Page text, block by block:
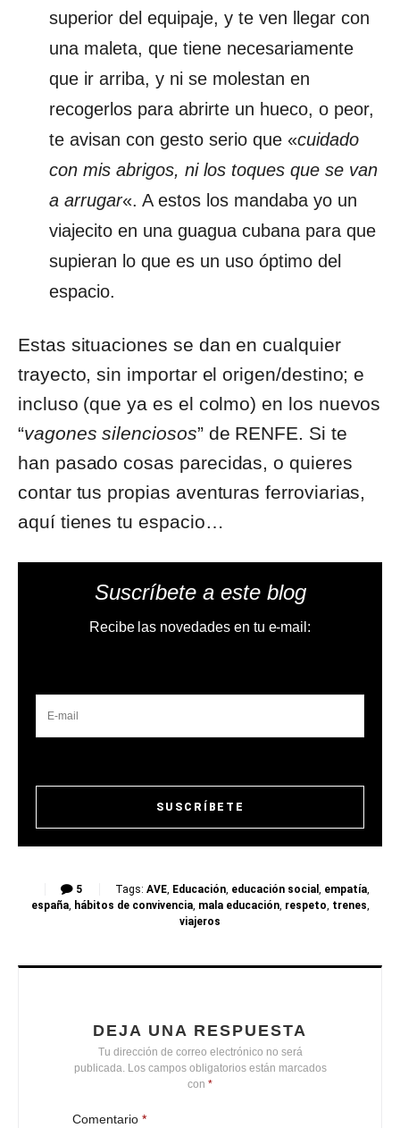
superior del equipaje, y te ven llegar con
una maleta, que tiene necesariamente
que ir arriba, y ni se molestan en
recogerlos para abrirte un hueco, o peor,
te avisan con gesto serio que «cuidado
con mis abrigos, ni los toques que se van
a arrugar«. A estos los mandaba yo un
viajecito en una guagua cubana para que
supieran lo que es un uso óptimo del
espacio.
Estas situaciones se dan en cualquier
trayecto, sin importar el origen/destino; e
incluso (que ya es el colmo) en los nuevos
“vagones silenciosos” de RENFE. Si te
han pasado cosas parecidas, o quieres
contar tus propias aventuras ferroviarias,
aquí tienes tu espacio…
Suscríbete a este blog
Recibe las novedades en tu e-mail:
5 Tags: AVE, Educación, educación social , empatía,
españa, hábitos de convivencia, mala educación, respeto, trenes,
viajeros
DEJA UNA RESPUESTA
Tu dirección de correo electrónico no será
publicada. Los campos obligatorios están marcados
con *
Comentario *